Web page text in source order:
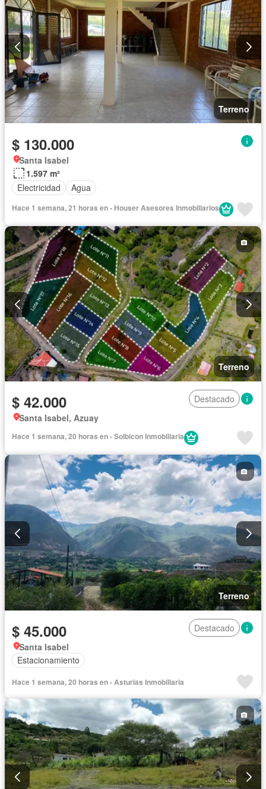
Terreno
$ 130.000
Santa Isabel
1.597 m²
Electricidad
Agua
Hace 1 semana, 21 horas en - Houser Asesores Inmobiliarios
Terreno
$ 42.000
Destacado
Santa Isabel, Azuay
Hace 1 semana, 20 horas en - Solbicon Inmobiliaria
Terreno
$ 45.000
Destacado
Santa Isabel
Estacionamiento
Hace 1 semana, 20 horas en - Asturias Inmobiliaria